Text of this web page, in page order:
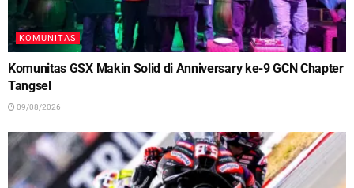
KOMUNITAS
Komunitas GSX Makin Solid di Anniversary ke-9 GCN Chapter
Tangsel
09/08/2026